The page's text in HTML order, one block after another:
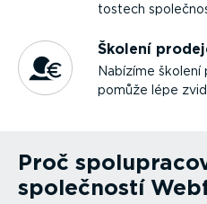
tostech
Školení
Nabízíme školení
pomůže lépe
Proč
společností